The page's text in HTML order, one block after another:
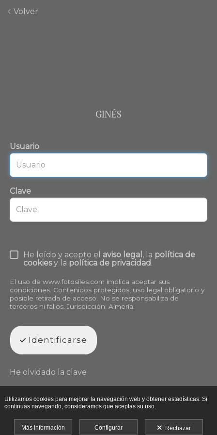
Volver
GINÉS
Usuario
Clave
He leído y acepto el aviso legal , la política de
cookiesy la política de privacidad.
El uso de www.fotosiles.com implica aceptar sus
condiciones. Contenidos protegidos, uso legal obligatorio y
posible retirada de acceso. No se responsabiliza de
terceros ni fallos. Jurisdicción: Almería.
Identificarse
He olvidado la clave
Utilizamos cookies para mejorar la navegación web y obtener estadísticas. Si
continuas navegando, consideramos que aceptas su uso.
Más información Configurar Rechazar